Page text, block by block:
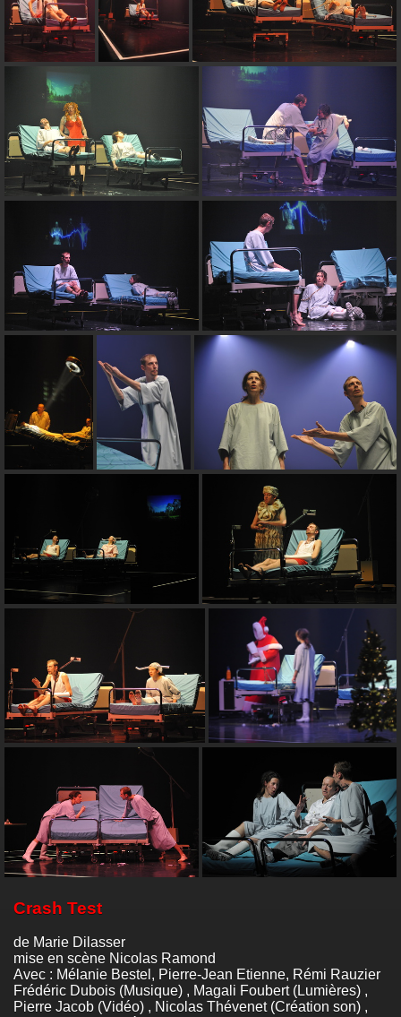
Crash Test
de Marie Dilasser
mise en scène Nicolas Ramond
Avec : Mélanie Bestel, Pierre-Jean Etienne, Rémi Rauzier
Frédéric Dubois (Musique) , Magali Foubert (Lumières) ,
Pierre Jacob (Vidéo) , Nicolas Thévenet (Création son) ,